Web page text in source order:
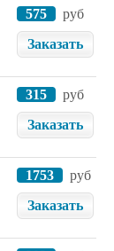
575
руб
Заказать
315
руб
Заказать
1753
руб
Заказать